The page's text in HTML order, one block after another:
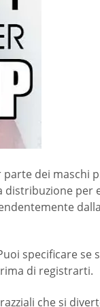
dei maschi
per
specificare se
di registrarti.
che si